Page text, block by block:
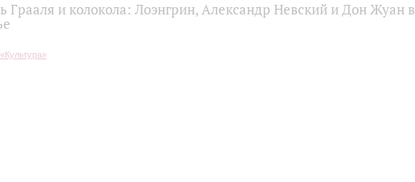
Грааля и колокола: Лоэнгрин, Александр Невский и Дон Жуан